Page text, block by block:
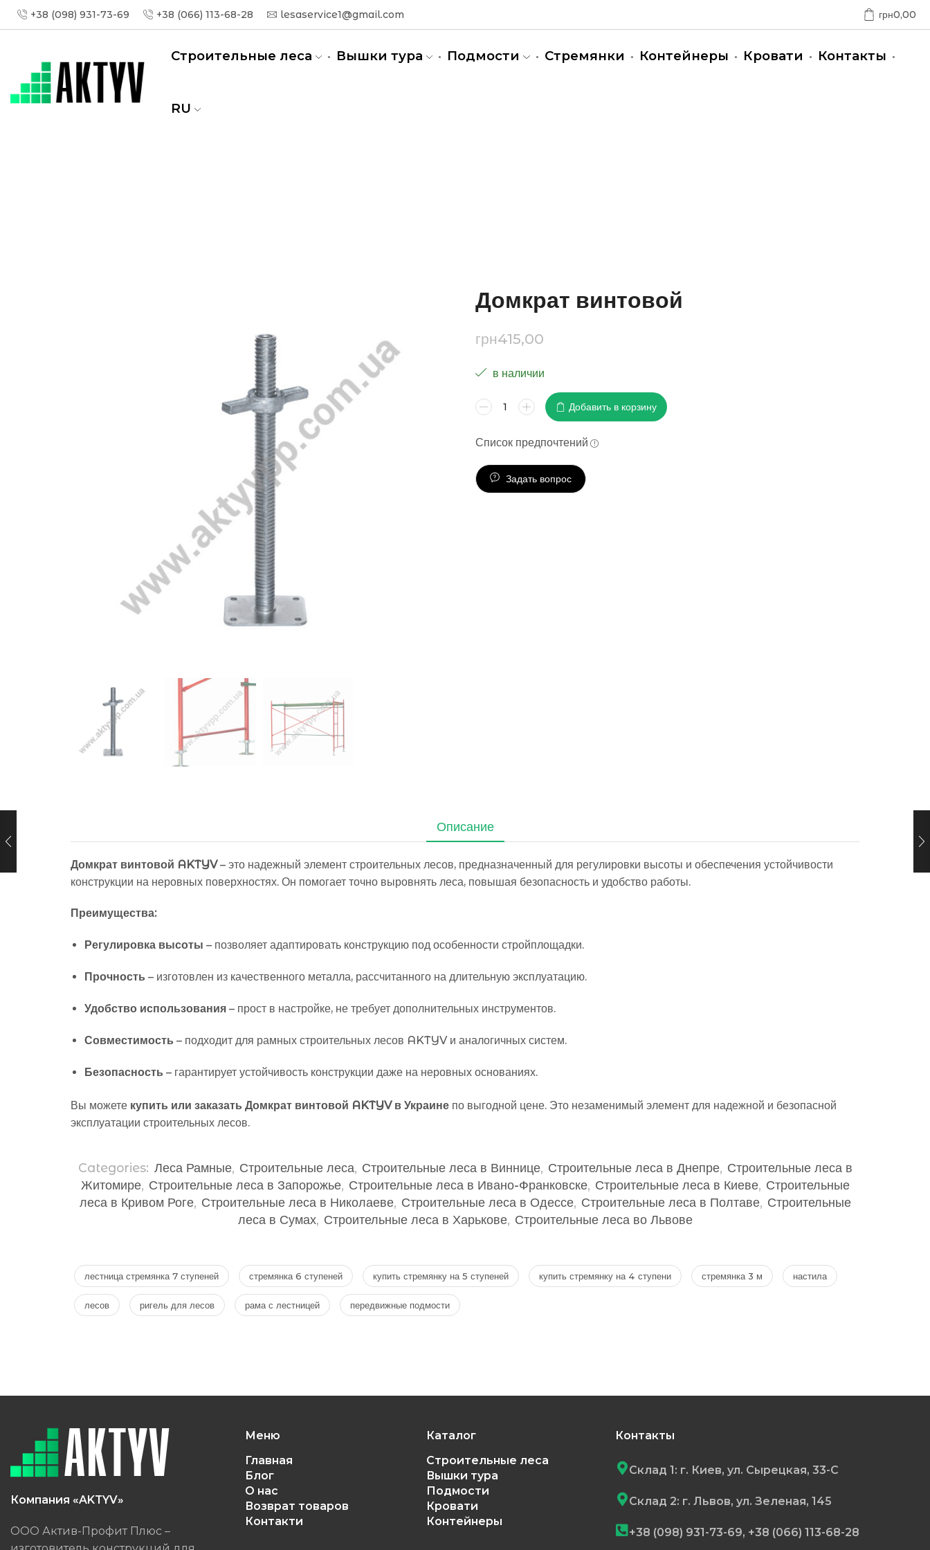
+38 (098) 931-73-69 +38 (066) 113-68-28 lesaservice1@gmail.com грн0,00
Строительные леса Вышки тура Подмости Стремянки Контейнеры Кровати Контакты
RU
Домкрат винтовой
грн415,00
в наличии
Добавить в корзину
Список предпочтений
Задать вопрос
Описание
Домкрат винтовой AKTYV– это надежный элемент строительных лесов, предназначенный для регулировки высоты и обеспечения устойчивости
конструкции на неровных поверхностях. Он помогает точно выровнять леса, повышая безопасность и удобство работы.
Преимущества:
Регулировка высоты – позволяет адаптировать конструкцию под особенности стройплощадки.
Прочность – изготовлен из качественного металла, рассчитанного на длительную эксплуатацию.
Удобство использования – прост в настройке, не требует дополнительных инструментов.
Совместимость – подходит для рамных строительных лесов AKTYV и аналогичных систем.
Безопасность – гарантирует устойчивость конструкции даже на неровных основаниях.
Вы можете купить или заказать Домкрат винтовой AKTYV в Украине по выгодной цене. Это незаменимый элемент для надежной и безопасной
эксплуатации строительных лесов.
Categories: Леса Рамные, Строительные леса, Строительные леса в Виннице, Строительные леса в Днепре, Строительные леса в
Житомире, Строительные леса в Запорожье, Строительные леса в Ивано-Франковске, Строительные леса в Киеве, Строительные
леса в Кривом Роге, Строительные леса в Николаеве, Строительные леса в Одессе, Строительные леса в Полтаве, Строительные
леса в Сумах, Строительные леса в Харькове, Строительные леса во Львове
лестница стремянка 7 ступеней стремянка 6 ступеней купить стремянку на 5 ступеней купить стремянку на 4 ступени стремянка 3 м настила
лесов ригель для лесов рама с лестницей передвижные подмости
Компания «AKTYV»
ООО Актив-Профит Плюс –
Меню
Главная
Блог
О нас
Возврат товаров
Контакти
Каталог
Строительные леса
Вышки тура
Подмости
Кровати
Контейнеры
Контакты
Склад 1: г. Киев, ул. Сырецкая, 33-С
Склад 2: г. Львов, ул. Зеленая, 145
+38 (098) 931-73-69, +38 (066) 113-68-28